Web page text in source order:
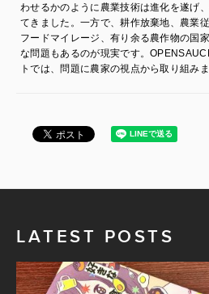
わせるかのように農業技術は進化を遂げ
てきました。一方で、耕作放棄地、農業
フードマイレージ、有り余る農作物の国
な問題もあるのが現実です。
トでは、問題に農家の視点から取り組みま
LATEST POSTS